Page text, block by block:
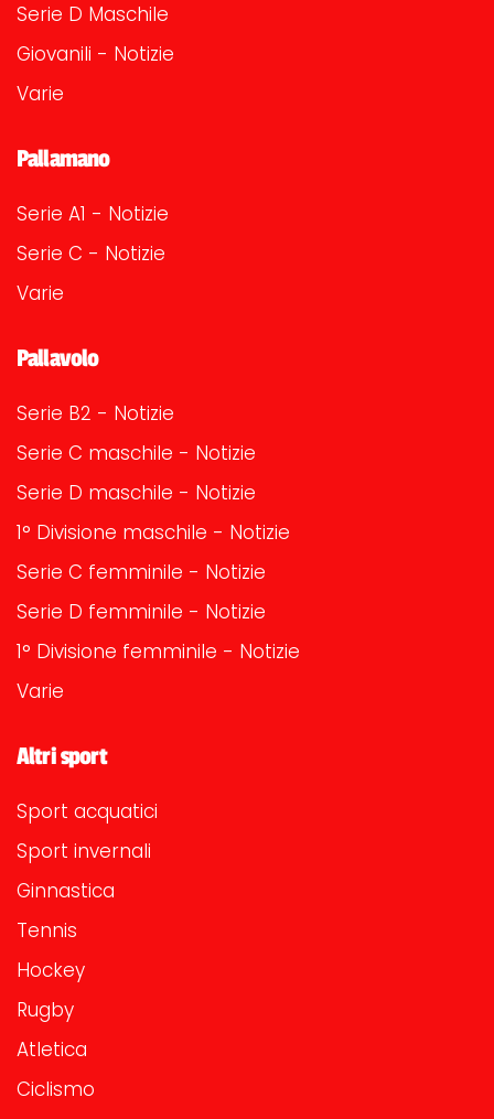
Serie D Maschile
Giovanili - Notizie
Varie
Pallamano
Serie A1 - Notizie
Serie C - Notizie
Varie
Pallavolo
Serie B2 - Notizie
Serie C maschile - Notizie
Serie D maschile - Notizie
1° Divisione maschile - Notizie
Serie C femminile - Notizie
Serie D femminile - Notizie
1° Divisione femminile - Notizie
Varie
Altri sport
Sport acquatici
Sport invernali
Ginnastica
Tennis
Hockey
Rugby
Atletica
Ciclismo